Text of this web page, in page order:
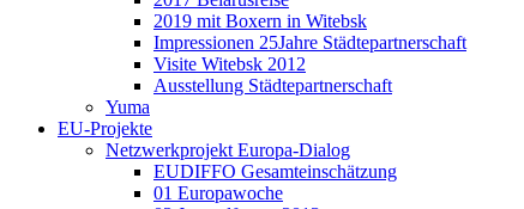
2019 mit Boxern in Witebsk
Impressionen 25Jahre Städtepartnerschaft
Visite Witebsk 2012
Ausstellung Städtepartnerschaft
Yuma
EU-Projekte
Netzwerkprojekt Europa-Dialog
EUDIFFO Gesamteinschätzung
01 Europawoche